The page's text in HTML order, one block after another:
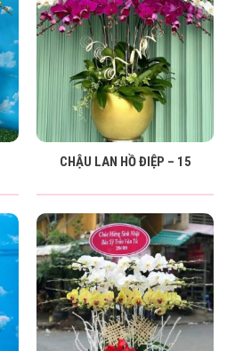
CHẬU LAN HỒ ĐIỆP – 15